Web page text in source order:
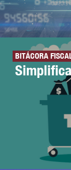
BITÁCORA